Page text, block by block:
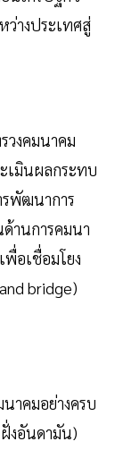
ว่างประเทศสู่
วงคมนาคม
เมินผลกระทบ
รพัฒนาการ
านการคมนา
อเชื่อมโยง
bridge)
าคมอย่างครบ
ฝั่งอันดามัน)